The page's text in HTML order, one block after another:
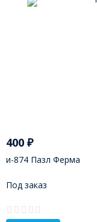
400 ₽
и-874 Пазл Ферма
Под заказ